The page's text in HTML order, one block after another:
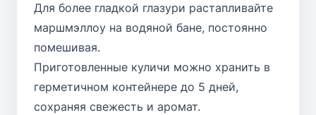
Для более гладкой глазури растапливайте
маршмэллоу на водяной бане, постоянно
помешивая.
Приготовленные куличи можно хранить в
герметичном контейнере до 5 дней,
сохраняя свежесть и аромат.